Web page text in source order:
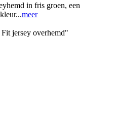
in fris groen, een
meer
jersey overhemd"